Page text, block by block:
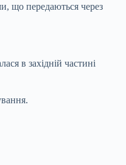
що передаються через
в західній частині